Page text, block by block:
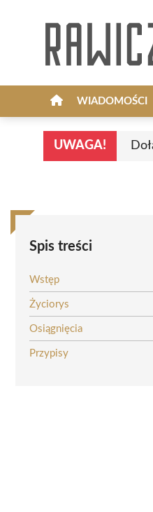
WIADOMOŚCI
UWAGA!
Spis treści
Wstęp
Życiorys
Osiągnięcia
Przypisy